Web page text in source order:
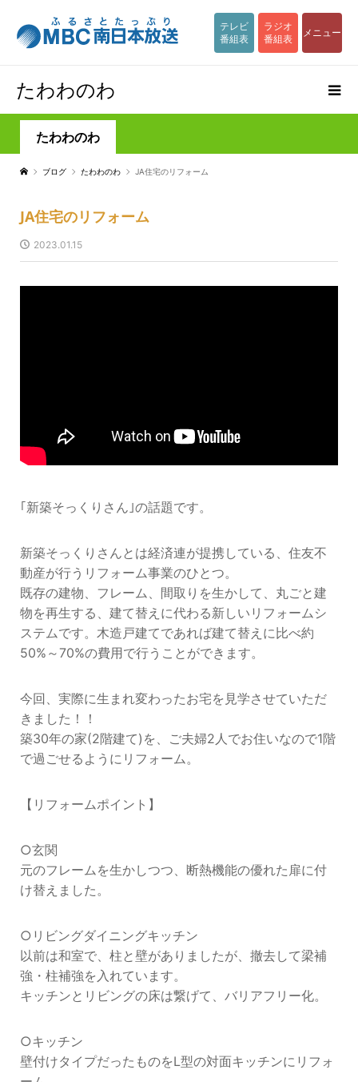
テレビ
番組表
ラジオ
番組表
メニュー
たわわのわ
たわわのわ
ブログ たわわのわ JA住宅のリフォーム
JA住宅のリフォーム
2023.01.15
｢新築そっくりさん｣の話題です。
新築そっくりさんとは経済連が提携している、住友不
動産が行うリフォーム事業のひとつ。
既存の建物、フレーム、間取りを生かして、丸ごと建
物を再生する、建て替えに代わる新しいリフォームシ
ステムです。木造戸建てであれば建て替えに比べ約
50%～70%の費用で行うことができます。
今回、実際に生まれ変わったお宅を見学させていただ
きました！！
築30年の家(2階建て)を、ご夫婦2人でお住いなので1階
で過ごせるようにリフォーム。
【リフォームポイント】
○玄関
元のフレームを生かしつつ、断熱機能の優れた扉に付
け替えました。
○リビングダイニングキッチン
以前は和室で、柱と壁がありましたが、撤去して梁補
強・柱補強を入れています。
キッチンとリビングの床は繋げて、バリアフリー化。
○キッチン
壁付けタイプだったものをL型の対面キッチンにリフォ